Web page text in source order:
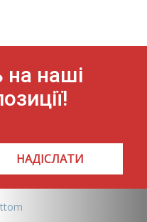
на наші
НАДІСЛАТИ